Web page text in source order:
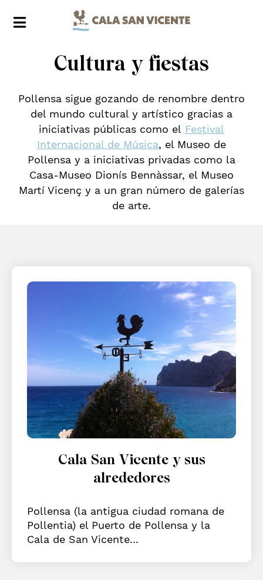
Cultura y fiestas
Pollensa sigue gozando de renombre dentro
del mundo cultural y artístico gracias a
iniciativas públicas como el Festival
Internacional de Música, el Museo de
Pollensa y a iniciativas privadas como la
Casa-Museo Dionís Bennàssar, el Museo
Martí Vicenç y a un gran número de galerías
de arte.
Cala San Vicente y sus
alrededores
Pollensa (la antigua ciudad romana de
Pollentia) el Puerto de Pollensa y la
Cala de San Vicente...